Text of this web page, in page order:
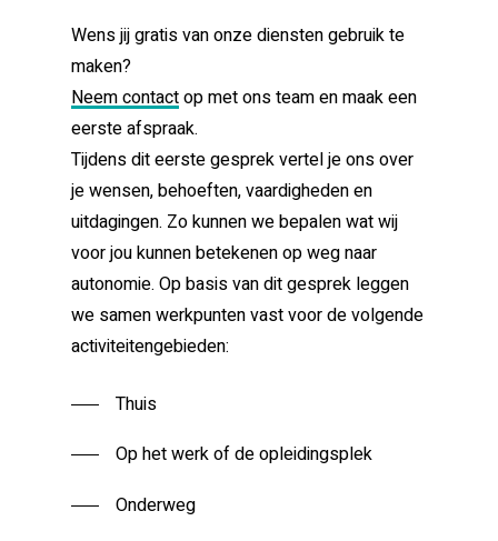
Wens jij gratis van onze diensten gebruik te
maken?
Neem contactop met ons team en maak een
eerste afspraak.
Tijdens dit eerste gesprek vertel je ons over
je wensen, behoeften, vaardigheden en
uitdagingen. Zo kunnen we bepalen wat wij
voor jou kunnen betekenen op weg naar
autonomie. Op basis van dit gesprek leggen
we samen werkpunten vast voor de volgende
activiteitengebieden:
Thuis
Op het werk of de opleidingsplek
Onderweg